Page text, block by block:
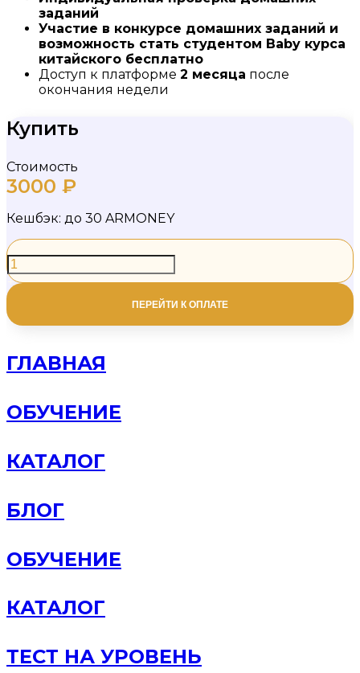
заданий
Участие в конкурсе домашних заданий и
возможность стать студентом Baby курса
китайского бесплатно
Доступ к платформе 2 месяца после
окончания недели
Купить
Стоимость
3000 ₽
Кешбэк: до 30 ARMONEY
Неделя
японского
языка
количество
+
ПЕРЕЙТИ К ОПЛАТЕ
ГЛАВНАЯ
ОБУЧЕНИЕ
КАТАЛОГ
БЛОГ
ОБУЧЕНИЕ
КАТАЛОГ
ТЕСТ НА УРОВЕНЬ